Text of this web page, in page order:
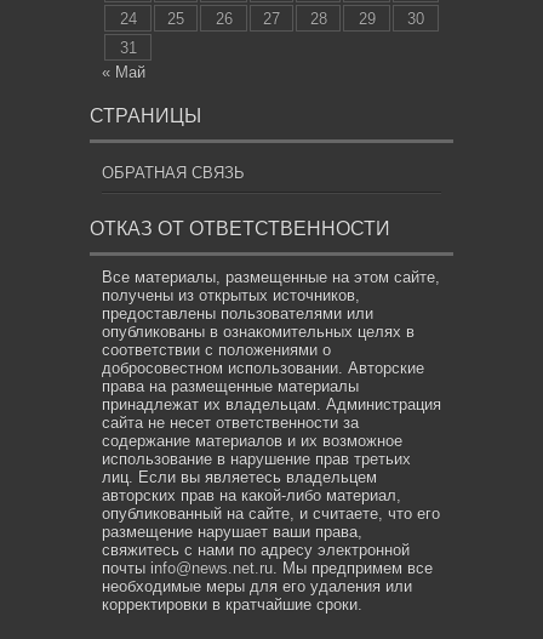
24
25 26 27 28 29
30
31
« Май
СТРАНИЦЫ
ОБРАТНАЯ СВЯЗЬ
ОТКАЗ ОТ ОТВЕТСТВЕННОСТИ
Все материалы, размещенные на этом сайте,
получены из открытых источников,
предоставлены пользователями или
опубликованы в ознакомительных целях в
соответствии с положениями о
добросовестном использовании. Авторские
права на размещенные материалы
принадлежат их владельцам. Администрация
сайта не несет ответственности за
содержание материалов и их возможное
использование в нарушение прав третьих
лиц. Если вы являетесь владельцем
авторских прав на какой-либо материал,
опубликованный на сайте, и считаете, что его
размещение нарушает ваши права,
свяжитесь с нами по адресу электронной
почты info@news.net.ru . Мы предпримем все
необходимые меры для его удаления или
корректировки в кратчайшие сроки.